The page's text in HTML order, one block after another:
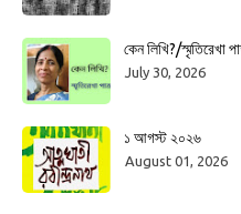
কেন লিখি?/স্মৃতিরেখা
July 30, 2026
১ আগস্ট ২০২৬
August 01, 2026